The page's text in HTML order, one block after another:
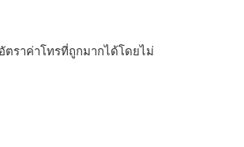
ราค่าโทรที่ถูกมากได้โดยไม่